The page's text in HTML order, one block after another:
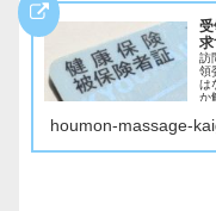
求
訪
領
は
か
す
houmon-massage-